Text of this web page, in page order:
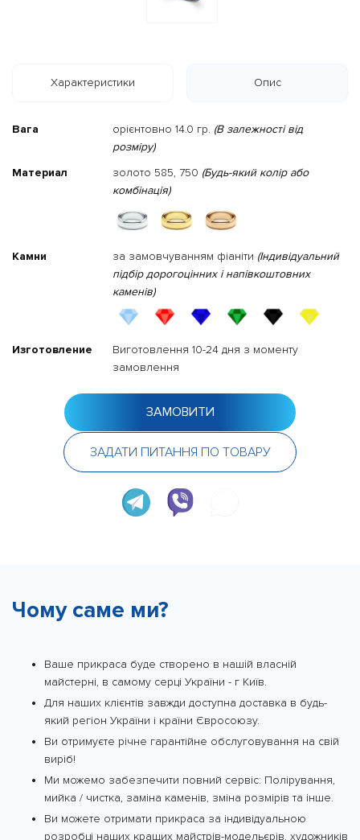
Характеристики Опис
Вага орієнтовно 14.0 гр. (В залежності від
розміру)
Материал
золото 585, 750 (Будь-який колір або
комбінація)
Камни за замовчуванням фіаніти (Індивідуальний
підбір дорогоцінних і напівкоштовних
каменів)
Изготовление
Виготовлення 10-24 дня з моменту
замовлення
ЗАМОВИТИ
ЗАДАТИ ПИТАННЯ ПО ТОВАРУ
Чому саме ми?
Ваше прикраса буде створено в нашій власній
майстерні, в самому серці України - г Київ.
Для наших клієнтів завжди доступна доставка в будь-
який регіон України і країни Євросоюзу.
Ви отримуєте річне гарантійне обслуговування на свій
виріб!
Ми можемо забезпечити повний сервіс: Полірування,
мийка / чистка, заміна каменів, зміна розмірів та інше.
Ви можете отримати прикраса за індивідуальною
розробці наших кращих майстрів-модельєрів, художників